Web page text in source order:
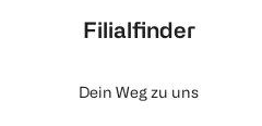
Filialfinder
Dein Weg zu uns